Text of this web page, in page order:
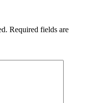
Required fields are